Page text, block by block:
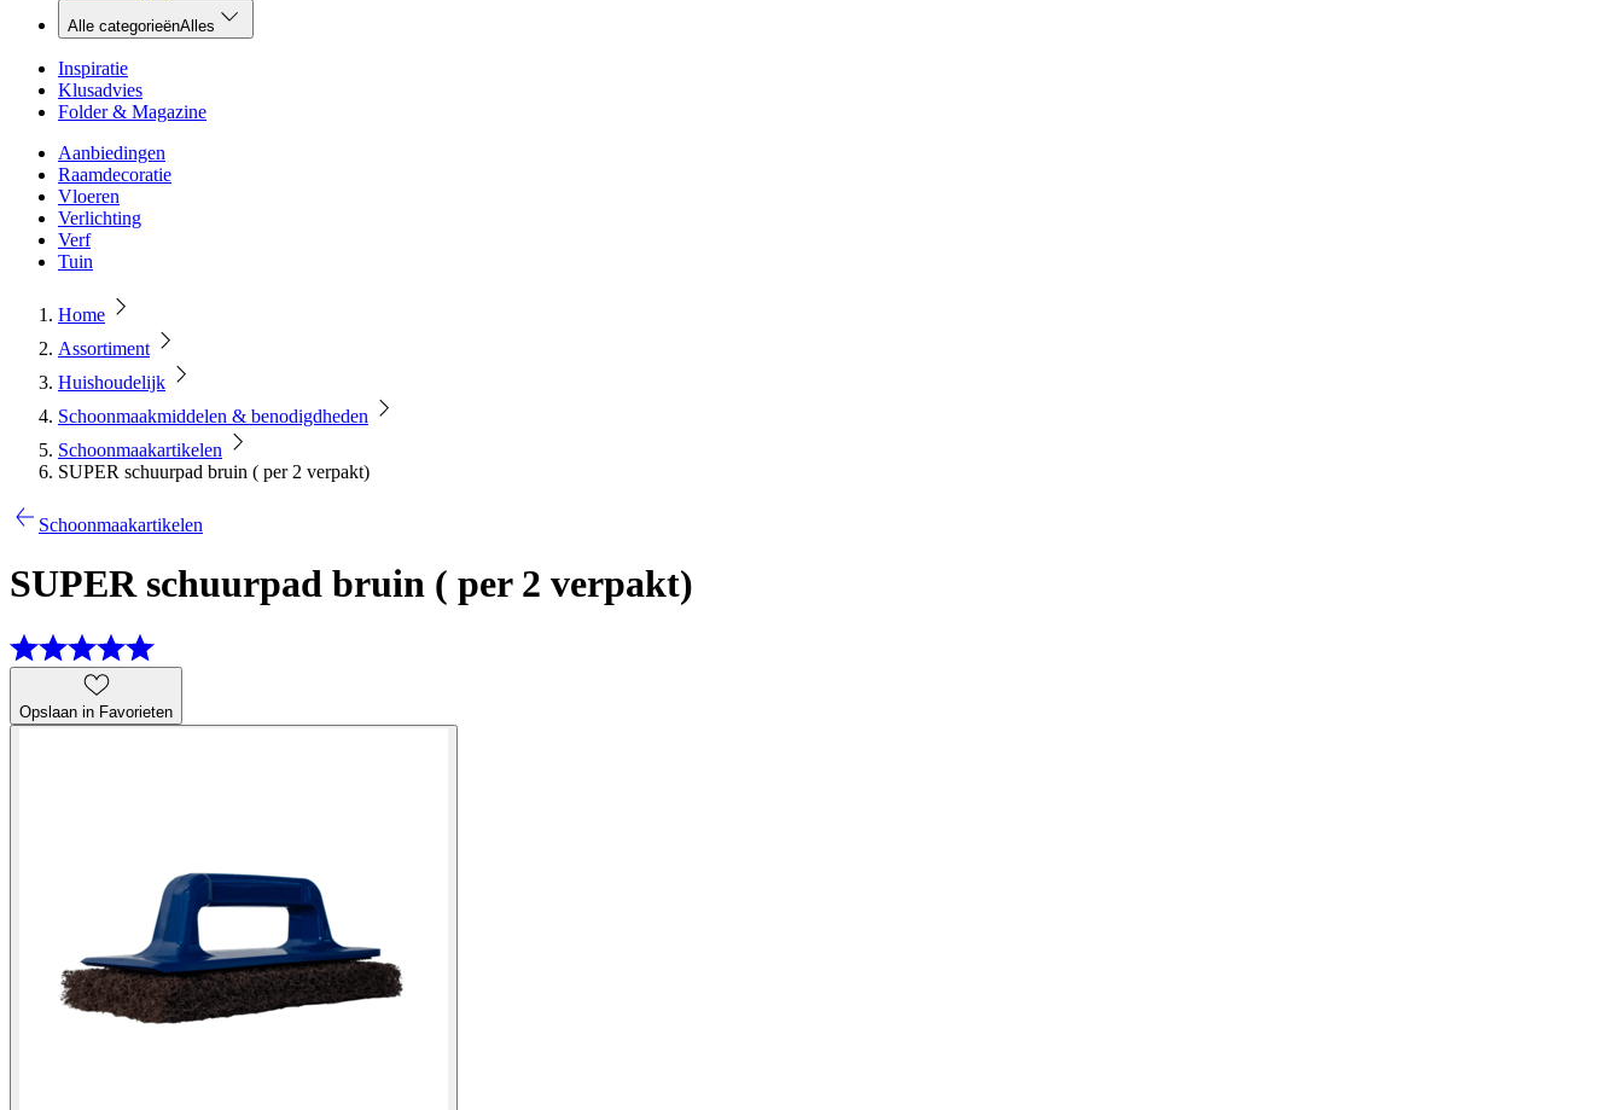
Alle categorieënAlles
Inspiratie
Klusadvies
Folder & Magazine
Aanbiedingen
Raamdecoratie
Vloeren
Verlichting
Verf
Tuin
Home
Assortiment
Huishoudelijk
Schoonmaakmiddelen & benodigdheden
Schoonmaakartikelen
SUPER schuurpad bruin ( per 2 verpakt)
Schoonmaakartikelen
SUPER schuurpad bruin ( per 2 verpakt)
Opslaan in Favorieten